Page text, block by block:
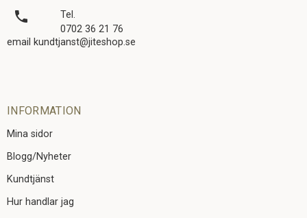
local_phone
Tel.
0702 36 21 76
email kundtjanst@jiteshop.se
INFORMATION
Mina sidor
Blogg/Nyheter
Kundtjänst
Hur handlar jag